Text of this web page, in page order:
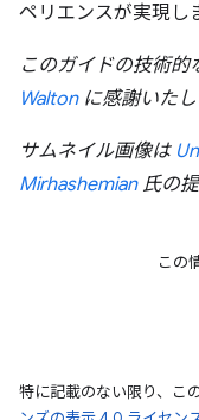
ペリエンスが実現し
このガイドの技術
Waltonに感謝いたし
サムネイル画像は
Mirhashemian氏の提
この
特に記載のない限り、こ